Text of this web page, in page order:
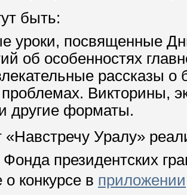
быть:
уроки, посвященные
об особенностях
рассказы
Викторины,
другие форматы.
«Навстречу Уралу»
президентских
конкурсе в приложении